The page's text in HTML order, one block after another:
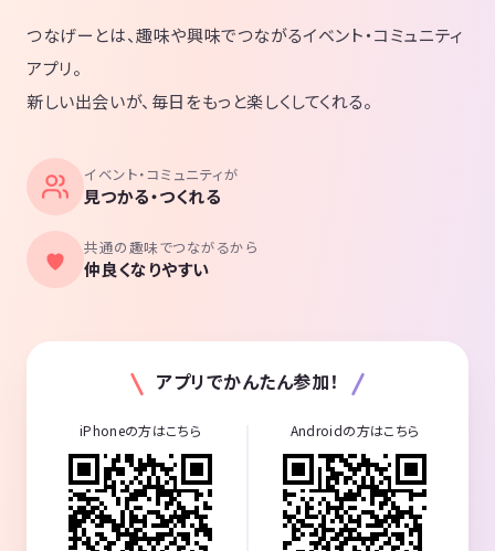
つなげーとは、趣味や興味でつながるイベント・コミュニティ
アプリ。
新しい出会いが、毎日をもっと楽しくしてくれる。
イベント・コミュニティが
見つかる・つくれる
共通の趣味でつながるから
仲良くなりやすい
アプリでかんたん参加！
iPhoneの方はこちら Androidの方はこちら